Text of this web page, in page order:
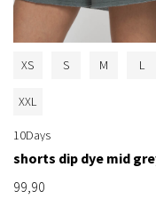
XS S M L
XXL
10Days
shorts dip dye mid
99,90